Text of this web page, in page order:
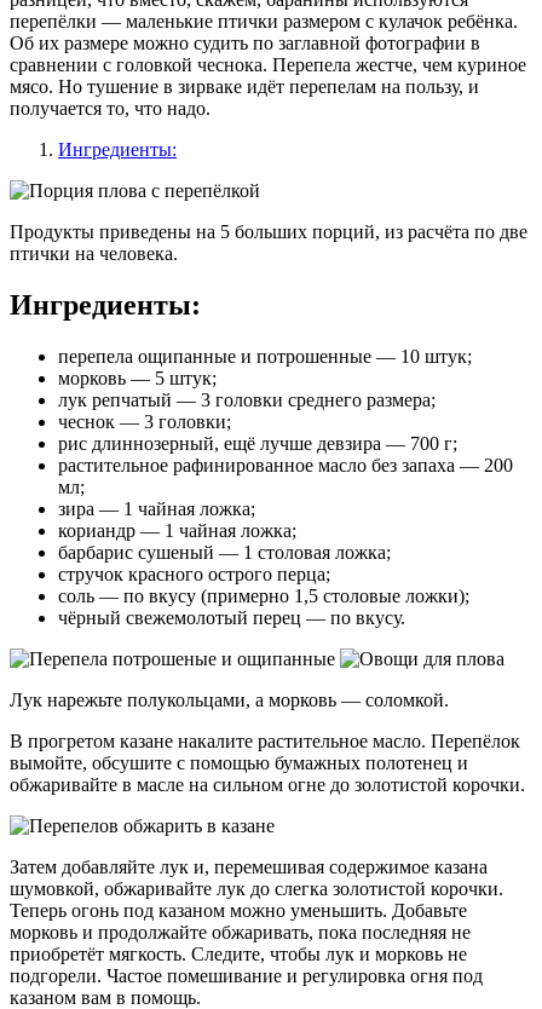
перепёлки — маленькие птички размером с кулачок ребёнка.
Об их размере можно судить по заглавной фотографии в
сравнении с головкой чеснока. Перепела жестче, чем куриное
мясо. Но тушение в зирваке идёт перепелам на пользу, и
получается то, что надо.
Ингредиенты:
Продукты приведены на 5 больших порций, из расчёта по две
птички на человека.
Ингредиенты:
перепела ощипанные и потрошенные — 10 штук;
морковь — 5 штук;
лук репчатый — 3 головки среднего размера;
чеснок — 3 головки;
рис длиннозерный, ещё лучше девзира — 700 г;
растительное рафинированное масло без запаха — 200
мл;
зира — 1 чайная ложка;
кориандр — 1 чайная ложка;
барбарис сушеный — 1 столовая ложка;
стручок красного острого перца;
соль — по вкусу (примерно 1,5 столовые ложки);
чёрный свежемолотый перец — по вкусу.
Лук нарежьте полукольцами, а морковь — соломкой.
В прогретом казане накалите растительное масло. Перепёлок
вымойте, обсушите с помощью бумажных полотенец и
обжаривайте в масле на сильном огне до золотистой корочки.
Затем добавляйте лук и, перемешивая содержимое казана
шумовкой, обжаривайте лук до слегка золотистой корочки.
Теперь огонь под казаном можно уменьшить. Добавьте
морковь и продолжайте обжаривать, пока последняя не
приобретёт мягкость. Следите, чтобы лук и морковь не
подгорели. Частое помешивание и регулировка огня под
казаном вам в помощь.